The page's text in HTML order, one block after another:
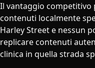
Il vantaggio competitivo
contenuti localmente
Harley Street e nessun
replicare contenuti
clinica in quella strada